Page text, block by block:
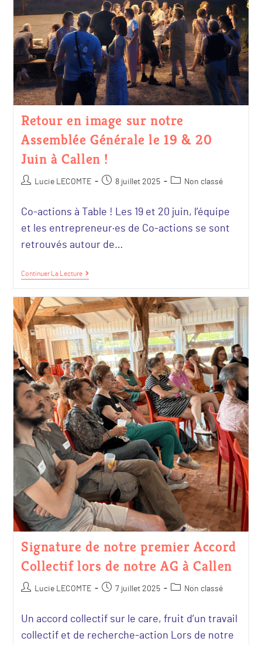
Retour en image sur notre
Assemblée Générale le 19 & 20
Juin à Callen !
Lucie LECOMTE 8 juillet 2025 Non classé
Co-actions à Table ! Les 19 et 20 juin, l’équipe
et les entrepreneur·es de Co-actions se sont
retrouvés autour de…
Continuer La Lecture
Signature de notre premier Accord
Collectif lors de notre AG à Callen
Lucie LECOMTE 7 juillet 2025 Non classé
Un accord collectif sur le care, fruit d’un travail
collectif et de recherche-action Lors de notre